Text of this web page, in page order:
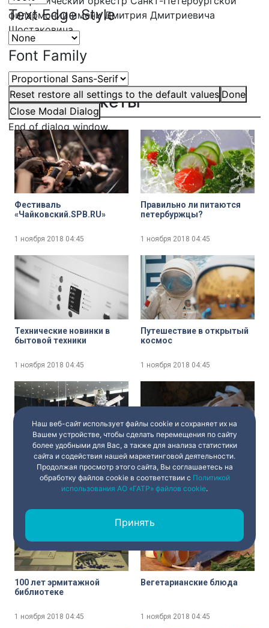
Text Edge Style
Font Family
Reset restore all settings to the default values Done
Close Modal Dialog
End of dialog window.
филармонии имени Дмитрия Дмитриевича
Шостаковича.
Другие сюжеты
Фестиваль
«Чайковский.SPB.RU»
1 ноября 2018 04:45
Правильно ли питаются
петербуржцы?
1 ноября 2018 04:45
Технические новинки в
бытовой техники
1 ноября 2018 04:45
Путешествие в открытый
космос
1 ноября 2018 04:45
Выставка космической
техники и технологий
1 ноября 201804:45
«Анна Каренина» на сцене
Александринского театра
1 ноября 201804:45
100 лет эрмитажной
библиотеке
1 ноября 2018 04:45
Вегетарианские блюда
1 ноября 2018 04:45
Наш веб-сайт использует файлы cookie и сохраняет их на
Вашем устройстве, чтобы сделать перемещения по сайту
более удобными для Вас, а также для анализа статистики
сайта и содействия нашей маркетинговой деятельности.
Продолжая просмотр этого сайта, Вы соглашаетесь на
обработку файлов cookie в соответствии с Политикой
использования АО «ГАТР» файлов cookie.
Принять